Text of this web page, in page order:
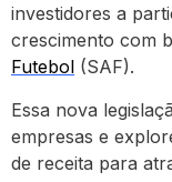
investidores a
crescimento com
Futebol (SAF).
Essa nova
empresas e
de receita para